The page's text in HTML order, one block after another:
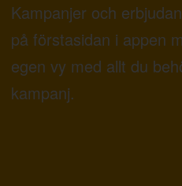
Kampanjer och
på förstasidan i appen
egen vy med allt du
kampanj.